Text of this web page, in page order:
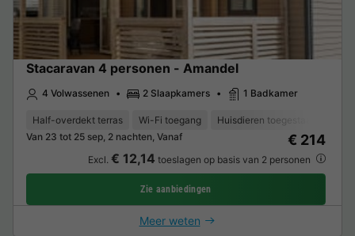
Stacaravan 4 personen - Amandel
4 Volwassenen 2 Slaapkamers 1 Badkamer
Half-overdekt terras Wi-Fi toegang Huisdieren toegestaan *
Van 23 tot 25 sep, 2 nachten, Vanaf
€ 214
Excl. € 12,14 toeslagen op basis van 2 personen
Zie aanbiedingen
Meer weten